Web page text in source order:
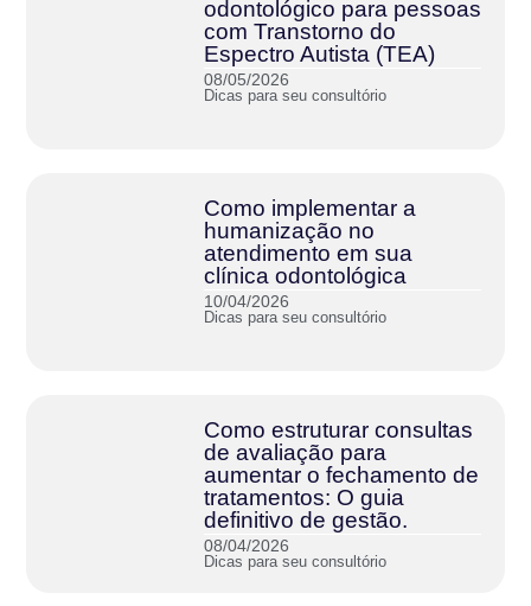
odontológico para pessoas
com Transtorno do
Espectro Autista (TEA)
08/05/2026
Dicas para seu consultório
Como implementar a
humanização no
atendimento em sua
clínica odontológica
10/04/2026
Dicas para seu consultório
Como estruturar consultas
de avaliação para
aumentar o fechamento de
tratamentos: O guia
definitivo de gestão.
08/04/2026
Dicas para seu consultório